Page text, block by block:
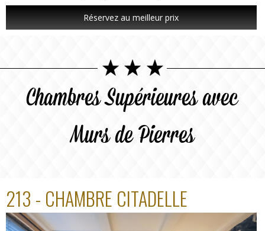
Réservez au meilleur prix
Chambres Supérieures avec
Murs de Pierres
213 - CHAMBRE CITADELLE